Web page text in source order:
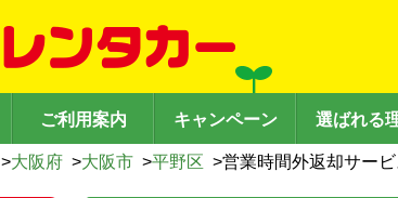
ご利用案内 キャンペーン 選ばれる
>大阪府 >大阪市 >平野区 >営業時間外返却サービ